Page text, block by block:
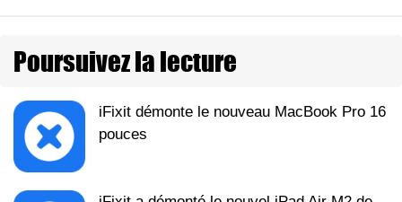
Poursuivez la lecture
iFixit démonte le nouveau MacBook Pro 16
pouces